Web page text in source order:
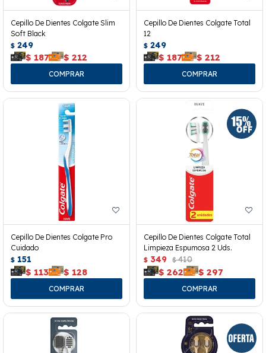
Cepillo De Dientes Colgate Slim
Soft Black
$ 249
$ 187 $ 212
Cepillo De Dientes Colgate Total
12
$ 249
$ 187 $ 212
Cepillo De Dientes Colgate Pro
Cuidado
$ 151
$ 113 $ 128
Cepillo De Dientes Colgate Total
Limpieza Espumosa 2 Uds.
$ 349 $ 410
$ 262 $ 297